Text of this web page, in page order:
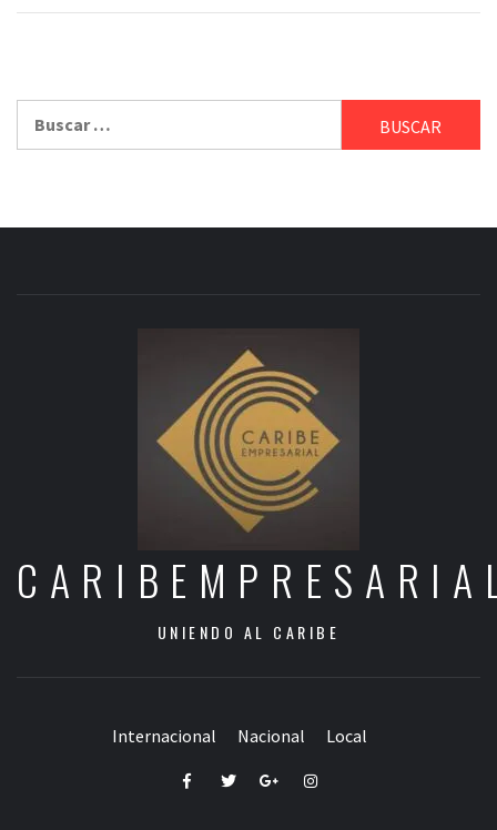
UNIENDO AL CARIBE
Internacional Nacional Local
FacebookTwitterGoogle+Instagram